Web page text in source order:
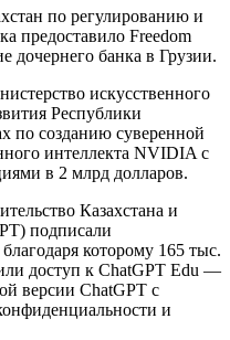
по регулированию и
предоставило Freedom
дочернего банка в Грузии.
искусственного
Республики
по созданию суверенной
интеллекта NVIDIA с
в 2 млрд долларов.
Казахстана и
подписали
которому 165 тыс.
доступ к ChatGPT Edu —
версии ChatGPT с
и